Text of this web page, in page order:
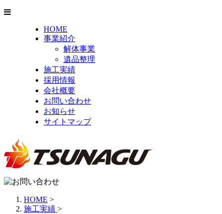
HOME
事業紹介
解体事業
遺品整理
施工実績
採用情報
会社概要
お問い合わせ
お知らせ
サイトマップ
HOME >
施工実績 >